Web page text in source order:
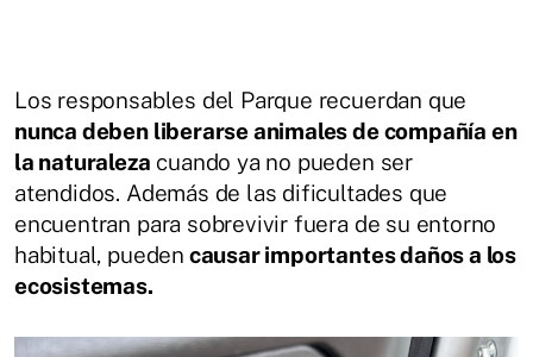
Los responsables del Parque recuerdan que
nunca deben liberarse animales de compañía en
la naturaleza cuando ya no pueden ser
atendidos. Además de las dificultades que
encuentran para sobrevivir fuera de su entorno
habitual, pueden causar importantes daños a los
ecosistemas.